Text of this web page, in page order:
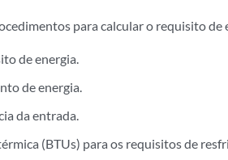
para calcular o requisito de
de energia.
de energia.
da entrada.
(BTUs) para os requisitos de